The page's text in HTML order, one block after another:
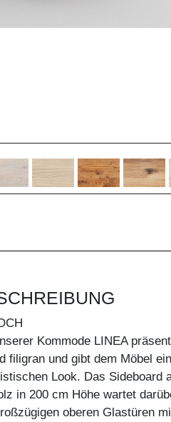
Kommode LINEA
filigran und gibt dem Möbel
Look. Das Sideboard
in 200 cm Höhe wartet
oberen Glastüren